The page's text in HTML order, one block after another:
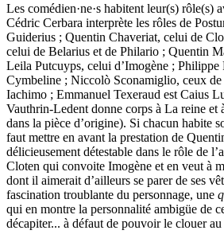
Les comédien·ne·s habitent leur(s) rôle(s)
Cédric Cerbara interprète les rôles de
Guiderius ; Quentin Chaveriat, celui de
celui de Belarius et de Philario ; Quentin
Leila Putcuyps, celui d’Imogène ; Philippe
Cymbeline ; Niccolò Sconamiglio, ceux
Iachimo ; Emmanuel Texeraud est Caius
Vauthrin-Ledent donne corps à La reine et
dans la pièce d’origine). Si chacun habite
faut mettre en avant la prestation de
délicieusement détestable dans le rôle de
Cloten qui convoite Imogène et en veut à
dont il aimerait d’ailleurs se parer de ses
fascination troublante du personnage, une
qui en montre la personnalité ambigüe de
décapiter... à défaut de pouvoir le clouer